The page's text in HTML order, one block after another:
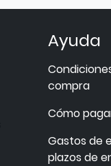
Ayuda
compra
Cómo
Gastos de
plazos de